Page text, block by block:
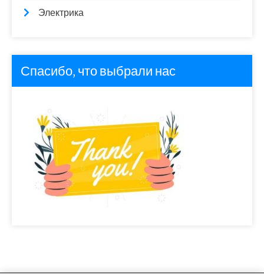
Электрика
Спасибо, что выбрали нас